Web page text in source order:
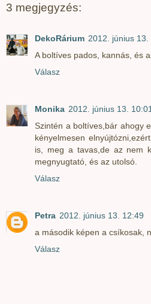
3 megjegyzés:
DekoRárium 2012. június 13.
A boltíves pados, kannás, és
Válasz
Monika 2012. június 13.
Szintén a boltíves,bár ahogy
kényelmesen
is, meg a tavas,de az nem
megnyugtató, és az utolsó.
Válasz
Petra 2012. június 13. 12:49
a második képen a csíkosak,
Válasz